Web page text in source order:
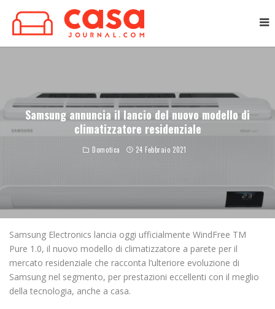
Samsung annuncia il lancio del nuovo modello di
climatizzatore residenziale
Domotica 24 Febbraio 2021
Samsung Electronics lancia oggi ufficialmente WindFree TM
Pure 1.0, il nuovo modello di climatizzatore a parete per il
mercato residenziale che racconta l’ulteriore evoluzione di
Samsung nel segmento, per prestazioni eccellenti con il meglio
della tecnologia, anche a casa.